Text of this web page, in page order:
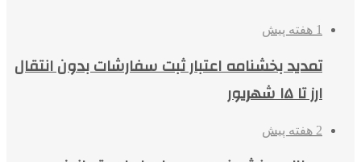
1 هفته پیش
تمدید بخشنامه اعتبار ثبت سفارشات بدون انتقال
ارز تا ۱۵ شهریور
2 هفته پیش